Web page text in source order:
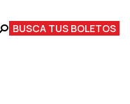
BUSCA TUS BOLETOS